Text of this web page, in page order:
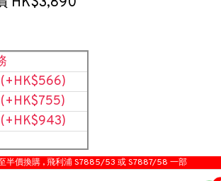
(+HK$566)
(+HK$755)
(+HK$943)
半價換購 , 飛利浦 S7885/53 或 S7887/58 一部